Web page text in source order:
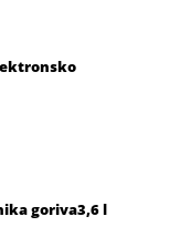
goriva3,6 l